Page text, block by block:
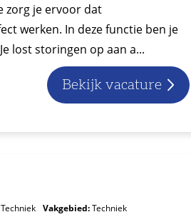
zorg je ervoor dat
werken. In deze functie ben je
lost storingen op aan a...
Bekijk vacature
Techniek Vakgebied:Techniek